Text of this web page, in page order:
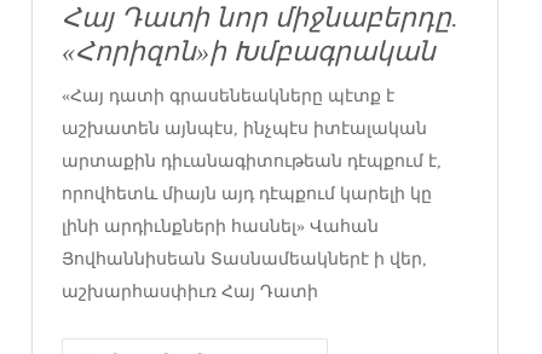
Հայ Դատի նոր միջնաբերդը.
«Հորիզոն»ի Խմբագրական
«Հայ դատի գրասենեակները պէտք է
աշխատեն այնպէս, ինչպէս իտէալական
արտաքին դիւանագիտութեան դէպքում է,
որովհետև միայն այդ դէպքում կարելի կը
լինի արդիւնքների հասնել» Վահան
Յովհաննիսեան Տասնամեակներէ ի վեր,
աշխարհասփիւռ Հայ Դատի